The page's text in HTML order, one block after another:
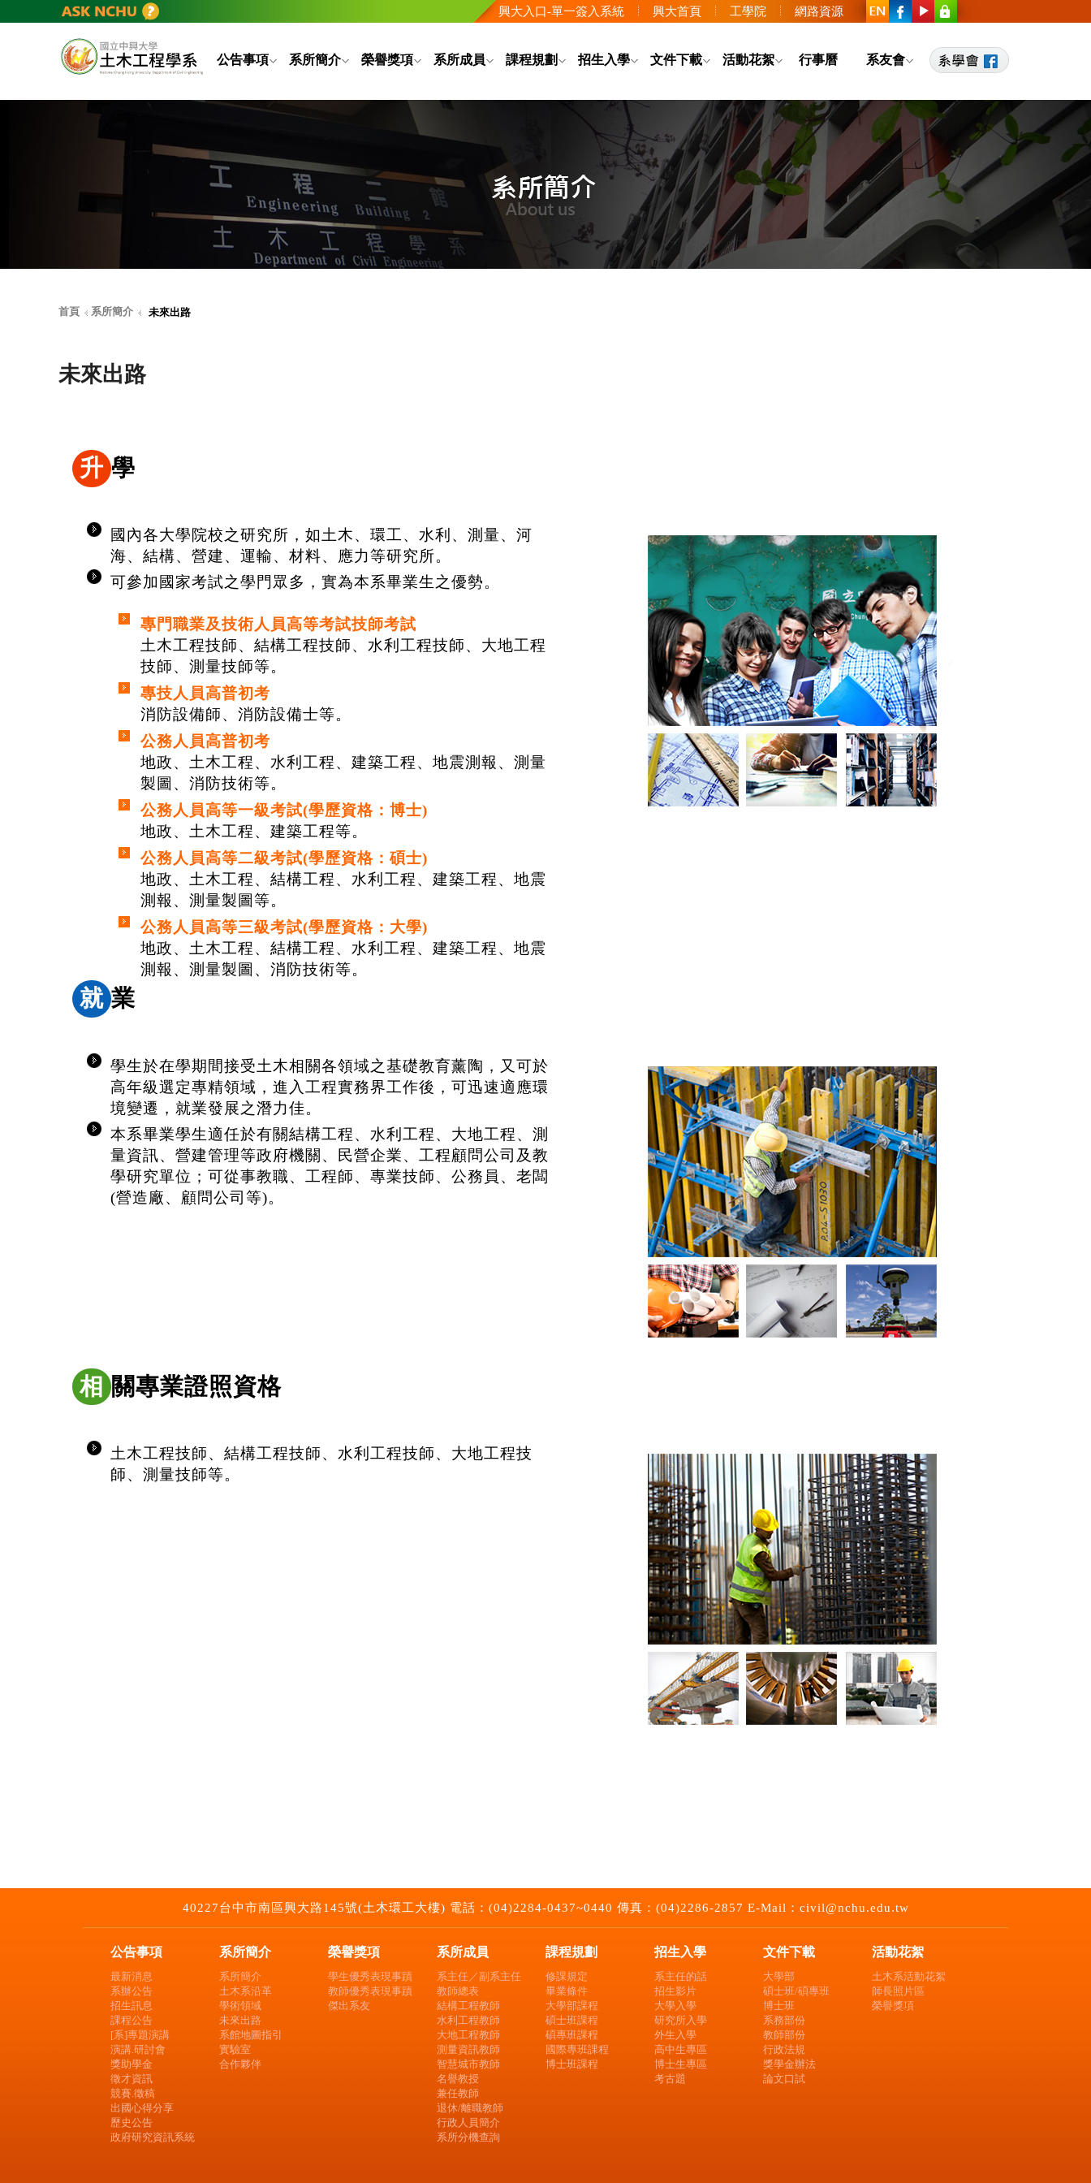
興大入口-單一簽入系統 興大首頁 工學院 網路資源
公告事項 系所簡介 榮譽獎項 系所成員 課程規劃 招生入學 文件下載 活動花絮 行事曆 系友會
40227台中市南區興大路145號(土木環工大樓) 電話：(04)2284-0437~0440 傳真：(04)2286-2857 E-Mail：civil@nchu.edu.tw
公告事項
最新消息
系辦公告
招生訊息
課程公告
[系]專題演講
演講.研討會
獎助學金
徵才資訊
競賽.徵稿
出國心得分享
歷史公告
政府研究資訊系統
系所簡介
系所簡介
土木系沿革
學術領域
未來出路
系館地圖指引
實驗室
合作夥伴
榮譽獎項
學生優秀表現事蹟
教師優秀表現事蹟
傑出系友
系所成員
系主任／副系主任
教師總表
結構工程教師
水利工程教師
大地工程教師
測量資訊教師
智慧城市教師
名譽教授
兼任教師
退休/離職教師
行政人員簡介
系所分機查詢
課程規劃
修課規定
畢業條件
大學部課程
碩士班課程
碩專班課程
國際專班課程
博士班課程
招生入學
系主任的話
招生影片
大學入學
研究所入學
外生入學
高中生專區
博士生專區
考古題
文件下載
大學部
碩士班/碩專班
博士班
系務部份
教師部份
行政法規
獎學金辦法
論文口試
活動花絮
土木系活動花絮
師長照片區
榮譽獎項